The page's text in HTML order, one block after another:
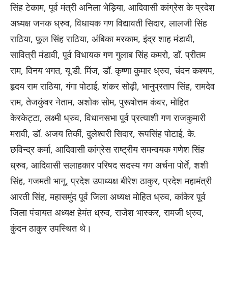
सिंह टेकाम, पूर्व मंत्री अनिला भेड़िया, आदिवासी कांग्रेस के प्रदेश
अध्यक्ष जनक ध्रुव, विधायक गण विद्यावती सिदार, लालजी सिंह
राठिया, फूल सिंह राठिया, अंबिका मरकाम, इंद्र शाह मंडावी,
सावित्री मंडावी, पूर्व विधायक गण गुलाब सिंह कमरो, डॉ. प्रीतम
राम, विनय भगत, यू.डी. मिंज, डॉ. कृष्णा कुमार ध्रुव, चंदन कश्यप,
हृदय राम राठिया, गंगा पोटाई, शंकर सोढ़ी, भानुप्रताप सिंह, रामदेव
राम, तेजकुंवर नेताम, अशोक सोम, पुरूषोत्तम कंवर, मोहित
केरकेट्टा, लक्ष्मी ध्रुव, विधानसभा पूर्व प्रत्याशी गण राजकुमारी
मरावी, डॉ. अजय तिर्की, दुलेश्वरी सिदार, रूपसिंह पोटाई, के.
छविन्द्र कर्मा, आदिवासी कांग्रेस राष्ट्रीय समन्वयक गणेश सिंह
ध्रुव, आदिवासी सलाहकार परिषद सदस्य गण अर्चना पोर्ते, शशी
सिंह, गजमती भानू, प्रदेश उपाध्यक्ष बीरेश ठाकुर, प्रदेश महामंत्री
आरती सिंह, महासमुंद पूर्व जिला अध्यक्ष मोहित ध्रुव, कांकेर पूर्व
जिला पंचायत अध्यक्ष हेमंत ध्रुव, राजेश भास्कर, रामजी ध्रुव,
कुंदन ठाकुर उपस्थित थे।